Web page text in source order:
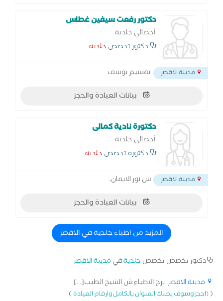
دكتور رفعت سيفين غطاس
أخصائي جلدية
دكتور تخصص جلدية
مدينة الاقصر تقسيم يوسف
بيانات العيادة والحجز
دكتورة نادية كمالى
أخصائي جلدية
دكتورة تخصص جلدية
مدينة الاقصر ش نور الايمان،
بيانات العيادة والحجز
المزيد من اطباء جلدية في الاقصر
دكتور تخصص تخصص جلديةفي مدينة الاقصر
مدينة الاقصر: برج الاطباء ش الشيخ الطيب[...]
((احجز وسوف يصلك العنوان بالكامل وارقام العيادة)